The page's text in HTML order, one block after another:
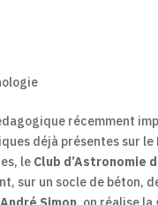
récemment
déjà présentes sur le
le Club d’Astronomie
sur un socle de béton,